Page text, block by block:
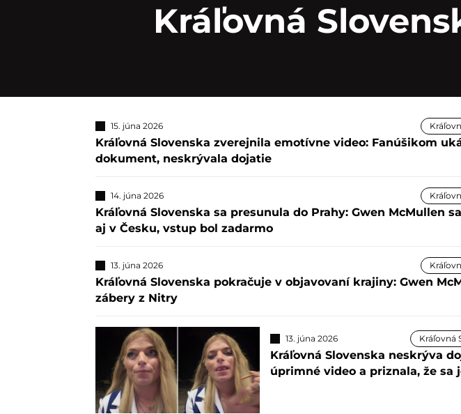
Kráľovná
15. júna 2026
Kráľovná Slovenska zverejnila emotívne video: Fanúšikom
dokument, neskrývala dojatie
14. júna 2026
Kráľovná Slovenska sa presunula do Prahy: Gwen McMullen
aj v Česku, vstup bol zadarmo
13. júna 2026
Kráľovná Slovenska pokračuje v objavovaní krajiny: Gwen
zábery z Nitry
13. júna 2026 Kráľovná
Kráľovná Slovenska neskrýva
úprimné video a priznala, že sa